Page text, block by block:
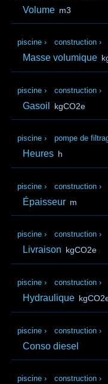
Volume m3
piscine › construction ›
Masse volumique
piscine › construction ›
Gasoil kgCO2e
piscine › pompe de
Heures h
piscine › construction ›
Épaisseur m
piscine › construction ›
Livraison kgCO2e
piscine › construction ›
Hydraulique
piscine › construction ›
Conso diesel
piscine › construction ›